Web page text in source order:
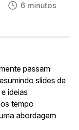
6 minutos
passam
slides de
ideias
tempo
abordagem